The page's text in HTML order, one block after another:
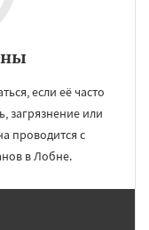
если её часто
загрязнение или
проводится с
в Лобне.